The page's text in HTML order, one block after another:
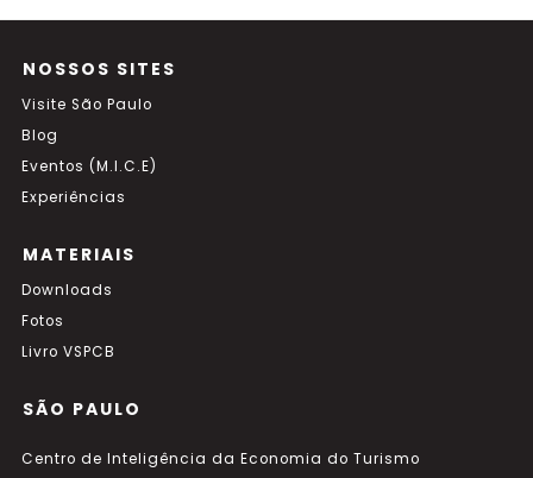
NOSSOS SITES
Visite São Paulo
Blog
Eventos (M.I.C.E)
Experiências
MATERIAIS
Downloads
Fotos
Livro VSPCB
SÃO PAULO
Centro de Inteligência da Economia do Turismo